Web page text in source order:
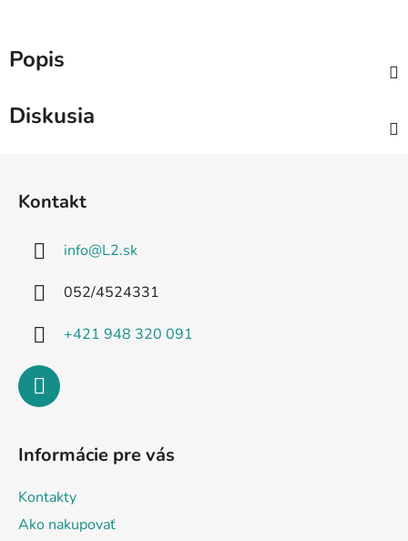
Popis
Diskusia
Kontakt
info@L2.sk
052/4524331
+421 948 320 091
Informácie pre vás
Kontakty
Ako nakupovať